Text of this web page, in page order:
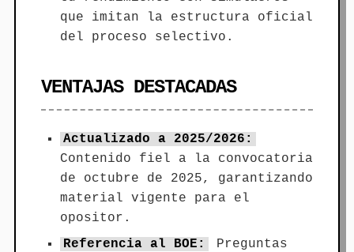
que imitan la estructura oficial
del proceso selectivo.
VENTAJAS DESTACADAS
Actualizado a 2025/2026:
Contenido fiel a la convocatoria
de octubre de 2025, garantizando
material vigente para el
opositor.
Referencia al BOE:
Preguntas